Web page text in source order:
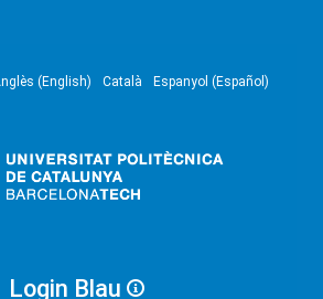
(English) Català Espanyol (Español)
Login Blau